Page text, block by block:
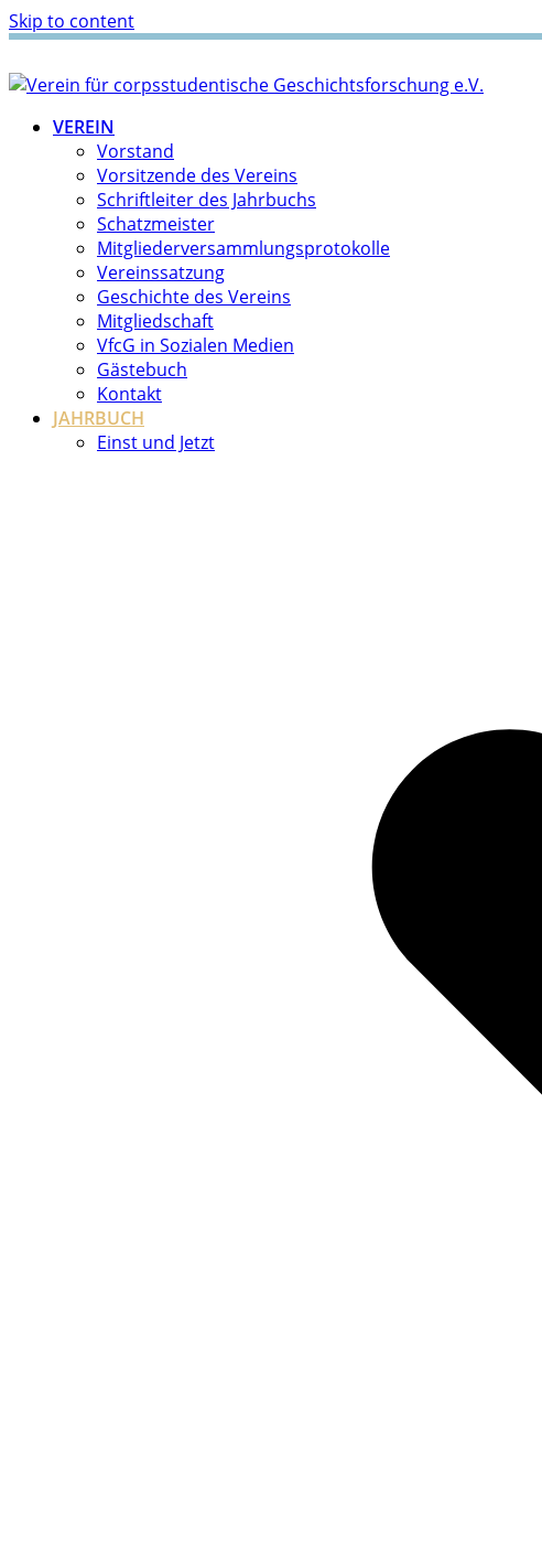
Skip to content
VEREIN
Vorstand
Vorsitzende des Vereins
Schriftleiter des Jahrbuchs
Schatzmeister
Mitgliederversammlungsprotokolle
Vereinssatzung
Geschichte des Vereins
Mitgliedschaft
VfcG in Sozialen Medien
Gästebuch
Kontakt
JAHRBUCH
Einst und Jetzt